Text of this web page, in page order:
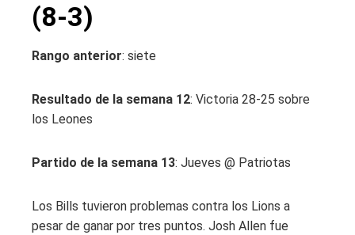
(8-3)
Rango anterior: siete
Resultado de la semana 12: Victoria 28-25 sobre
los Leones
Partido de la semana 13: Jueves @ Patriotas
Los Bills tuvieron problemas contra los Lions a
pesar de ganar por tres puntos. Josh Allen fue